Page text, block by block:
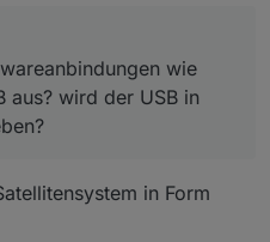
wie
aus? wird der USB in
in Form